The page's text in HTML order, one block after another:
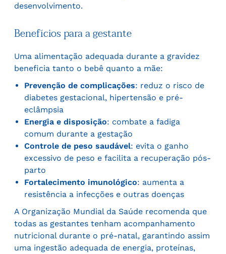
desenvolvimento.
Benefícios para a gestante
Uma alimentação adequada durante a gravidez
beneficia tanto o bebê quanto a mãe:
Prevenção de complicações: reduz o risco de
diabetes gestacional, hipertensão e pré-
eclâmpsia
Energia e disposição: combate a fadiga
comum durante a gestação
Controle de peso saudável: evita o ganho
excessivo de peso e facilita a recuperação pós-
parto
Fortalecimento imunológico: aumenta a
resistência a infecções e outras doenças
A Organização Mundial da Saúde recomenda que
todas as gestantes tenham acompanhamento
nutricional durante o pré-natal, garantindo assim
uma ingestão adequada de energia, proteínas,